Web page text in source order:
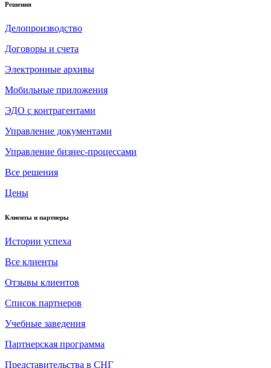
Решения
Делопроизводство
Договоры и счета
Электронные архивы
Мобильные приложения
ЭДО с контрагентами
Управление документами
Управление бизнес-процессами
Все решения
Цены
Клиенты и партнеры
Истории успеха
Все клиенты
Отзывы клиентов
Список партнеров
Учебные заведения
Партнерская программа
Представительства в СНГ